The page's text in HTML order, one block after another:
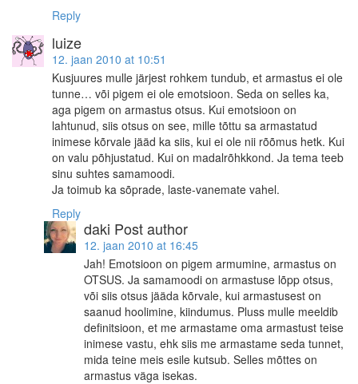
Reply
luize
12. jaan 2010 at 10:51
Kusjuures mulle järjest rohkem tundub, et armastus ei ole
tunne… või pigem ei ole emotsioon. Seda on selles ka,
aga pigem on armastus otsus. Kui emotsioon on
lahtunud, siis otsus on see, mille tõttu sa armastatud
inimese kõrvale jääd ka siis, kui ei ole nii rõõmus hetk. Kui
on valu põhjustatud. Kui on madalrõhkkond. Ja tema teeb
sinu suhtes samamoodi.
Ja toimub ka sõprade, laste-vanemate vahel.
Reply
daki Post author
12. jaan 2010 at 16:45
Jah! Emotsioon on pigem armumine, armastus on
OTSUS. Ja samamoodi on armastuse lõpp otsus,
või siis otsus jääda kõrvale, kui armastusest on
saanud hoolimine, kiindumus. Pluss mulle meeldib
definitsioon, et me armastame oma armastust teise
inimese vastu, ehk siis me armastame seda tunnet,
mida teine meis esile kutsub. Selles mõttes on
armastus väga isekas.